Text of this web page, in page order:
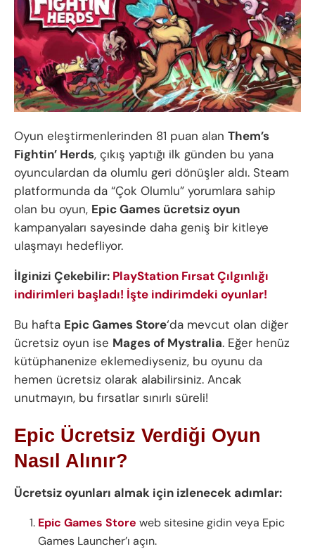
Oyun eleştirmenlerinden 81 puan alan Them’s
Fightin’ Herds, çıkış yaptığı ilk günden bu yana
oyunculardan da olumlu geri dönüşler aldı. Steam
platformunda da “Çok Olumlu” yorumlara sahip
olan bu oyun, Epic Games ücretsiz oyun
kampanyaları sayesinde daha geniş bir kitleye
ulaşmayı hedefliyor.
İlginizi Çekebilir: PlayStation Fırsat Çılgınlığı
indirimleri başladı! İşte indirimdeki oyunlar!
Bu hafta Epic Games Store‘da mevcut olan diğer
ücretsiz oyun ise Mages of Mystralia. Eğer henüz
kütüphanenize eklemediyseniz, bu oyunu da
hemen ücretsiz olarak alabilirsiniz. Ancak
unutmayın, bu fırsatlar sınırlı süreli!
Epic Ücretsiz Verdiği Oyun
Nasıl Alınır?
Ücretsiz oyunları almak için izlenecek adımlar:
Epic Games Store web sitesine gidin veya Epic
Games Launcher’ı açın.